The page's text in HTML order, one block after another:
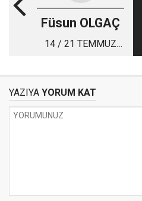
Füsun OLGAÇ
14 / 21 TEMMUZ
YAZIYA YORUM KAT